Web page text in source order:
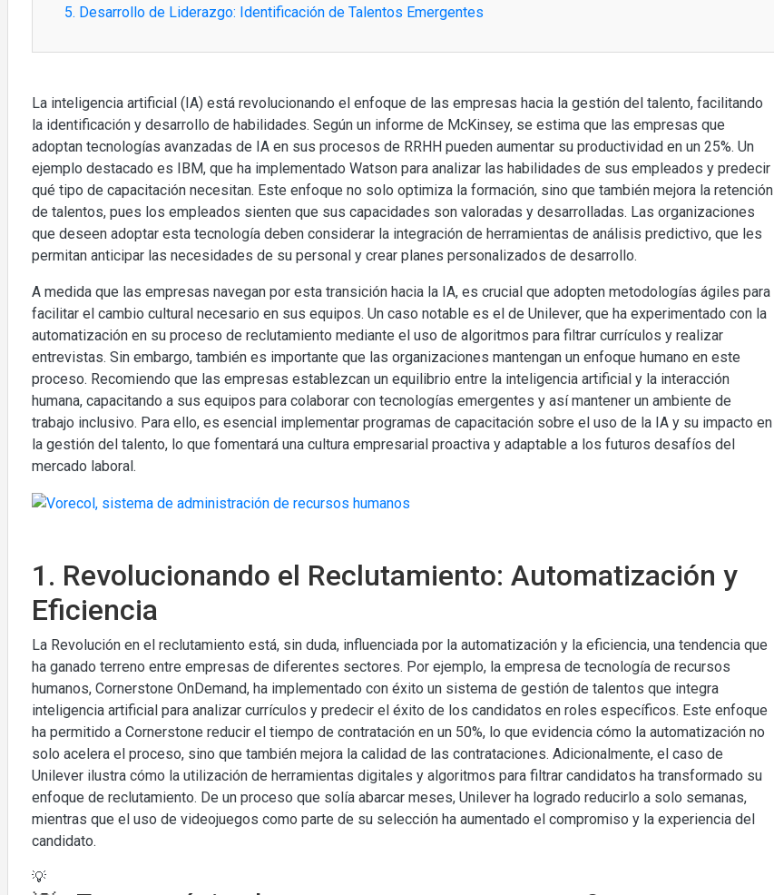
5. Desarrollo de Liderazgo: Identificación de Talentos Emergentes
La inteligencia artificial (IA) está revolucionando el enfoque de las empresas hacia la gestión del talento, facilitando
la identificación y desarrollo de habilidades. Según un informe de McKinsey, se estima que las empresas que
adoptan tecnologías avanzadas de IA en sus procesos de RRHH pueden aumentar su productividad en un 25%. Un
ejemplo destacado es IBM, que ha implementado Watson para analizar las habilidades de sus empleados y predecir
qué tipo de capacitación necesitan. Este enfoque no solo optimiza la formación, sino que también mejora la retención
de talentos, pues los empleados sienten que sus capacidades son valoradas y desarrolladas. Las organizaciones
que deseen adoptar esta tecnología deben considerar la integración de herramientas de análisis predictivo, que les
permitan anticipar las necesidades de su personal y crear planes personalizados de desarrollo.
A medida que las empresas navegan por esta transición hacia la IA, es crucial que adopten metodologías ágiles para
facilitar el cambio cultural necesario en sus equipos. Un caso notable es el de Unilever, que ha experimentado con la
automatización en su proceso de reclutamiento mediante el uso de algoritmos para filtrar currículos y realizar
entrevistas. Sin embargo, también es importante que las organizaciones mantengan un enfoque humano en este
proceso. Recomiendo que las empresas establezcan un equilibrio entre la inteligencia artificial y la interacción
humana, capacitando a sus equipos para colaborar con tecnologías emergentes y así mantener un ambiente de
trabajo inclusivo. Para ello, es esencial implementar programas de capacitación sobre el uso de la IA y su impacto en
la gestión del talento, lo que fomentará una cultura empresarial proactiva y adaptable a los futuros desafíos del
mercado laboral.
1. Revolucionando el Reclutamiento: Automatización y
Eficiencia
La Revolución en el reclutamiento está, sin duda, influenciada por la automatización y la eficiencia, una tendencia que
ha ganado terreno entre empresas de diferentes sectores. Por ejemplo, la empresa de tecnología de recursos
humanos, Cornerstone OnDemand, ha implementado con éxito un sistema de gestión de talentos que integra
inteligencia artificial para analizar currículos y predecir el éxito de los candidatos en roles específicos. Este enfoque
ha permitido a Cornerstone reducir el tiempo de contratación en un 50%, lo que evidencia cómo la automatización no
solo acelera el proceso, sino que también mejora la calidad de las contrataciones. Adicionalmente, el caso de
Unilever ilustra cómo la utilización de herramientas digitales y algoritmos para filtrar candidatos ha transformado su
enfoque de reclutamiento. De un proceso que solía abarcar meses, Unilever ha logrado reducirlo a solo semanas,
mientras que el uso de videojuegos como parte de su selección ha aumentado el compromiso y la experiencia del
candidato.
💡